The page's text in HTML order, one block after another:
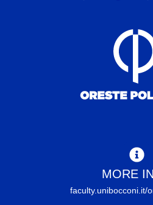
MORE
faculty.unibocconi.it/